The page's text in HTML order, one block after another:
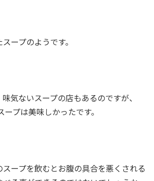
ープのようです。
気ないスープの店もあるのですが、
ープは美味しかったです。
ープを飲むとお腹の具合を悪くされる